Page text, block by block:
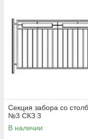
Секция забора со
№3 СКЗ 3
В наличии